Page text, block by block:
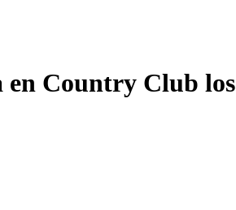
en Country Club